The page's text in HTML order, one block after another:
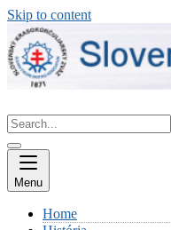
Skip to content
Menu
Home